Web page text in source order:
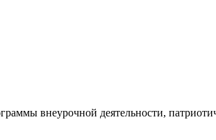
внеурочной деятельности,